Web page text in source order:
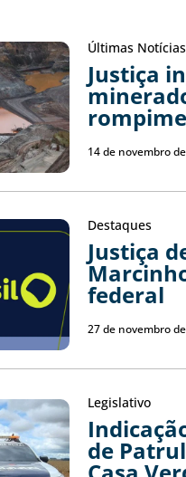
Últimas Notícias
Justiça
14 de novembro
Destaques
Justiça
federal
27 de novembro
Legislativo
de